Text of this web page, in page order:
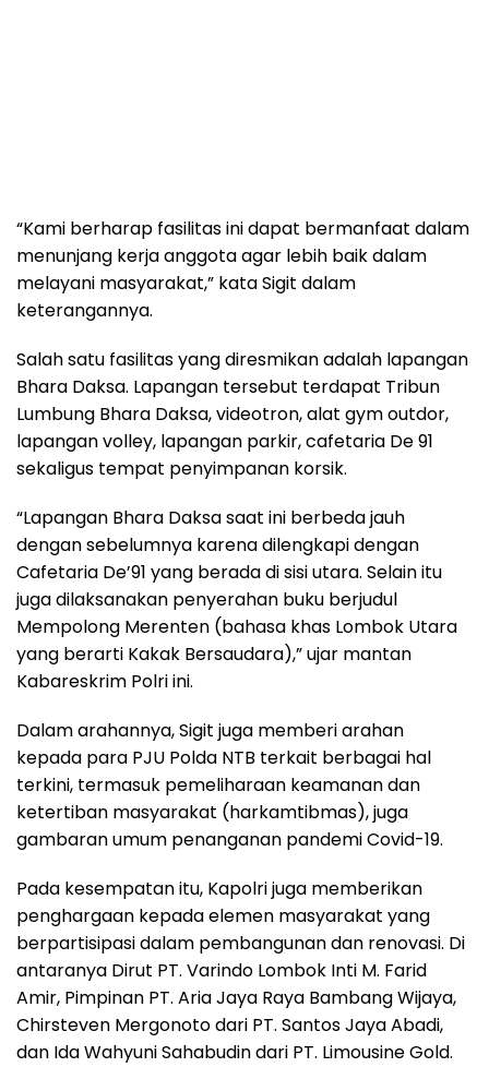
“Kami berharap fasilitas ini dapat bermanfaat dalam
menunjang kerja anggota agar lebih baik dalam
melayani masyarakat,” kata Sigit dalam
keterangannya.
Salah satu fasilitas yang diresmikan adalah lapangan
Bhara Daksa. Lapangan tersebut terdapat Tribun
Lumbung Bhara Daksa, videotron, alat gym outdor,
lapangan volley, lapangan parkir, cafetaria De 91
sekaligus tempat penyimpanan korsik.
“Lapangan Bhara Daksa saat ini berbeda jauh
dengan sebelumnya karena dilengkapi dengan
Cafetaria De’91 yang berada di sisi utara. Selain itu
juga dilaksanakan penyerahan buku berjudul
Mempolong Merenten (bahasa khas Lombok Utara
yang berarti Kakak Bersaudara),” ujar mantan
Kabareskrim Polri ini.
Dalam arahannya, Sigit juga memberi arahan
kepada para PJU Polda NTB terkait berbagai hal
terkini, termasuk pemeliharaan keamanan dan
ketertiban masyarakat (harkamtibmas), juga
gambaran umum penanganan pandemi Covid-19.
Pada kesempatan itu, Kapolri juga memberikan
penghargaan kepada elemen masyarakat yang
berpartisipasi dalam pembangunan dan renovasi. Di
antaranya Dirut PT. Varindo Lombok Inti M. Farid
Amir, Pimpinan PT. Aria Jaya Raya Bambang Wijaya,
Chirsteven Mergonoto dari PT. Santos Jaya Abadi,
dan Ida Wahyuni Sahabudin dari PT. Limousine Gold.